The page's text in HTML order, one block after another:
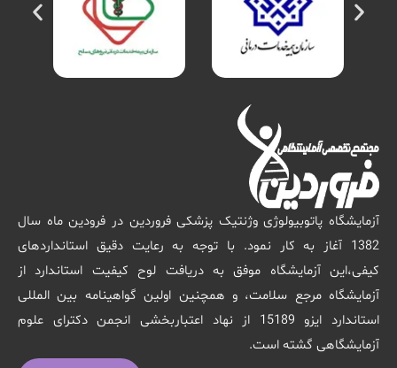
آزمایشگاه پاتوبیولوژی وژنتیک پزشکی فروردین در فرودین ماه سال
1382 آغاز به کار نمود. با توجه به رعایت دقیق استانداردهای
کیفی،این آزمایشگاه موفق به دریافت لوح کیفیت استاندارد از
آزمایشگاه مرجع سلامت، و همچنین اولین گواهینامه بین المللی
استاندارد ایزو 15189 از نهاد اعتباربخشی انجمن دکترای علوم
آزمایشگاهی گشته است.